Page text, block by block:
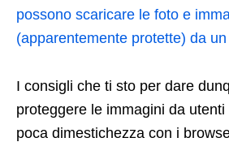
possono scaricare le foto e
(apparentemente protette) da
I consigli che ti sto per dare
proteggere le immagini da
poca dimestichezza con i